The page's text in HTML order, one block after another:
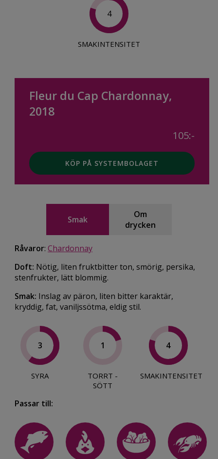
4
SMAKINTENSITET
Fleur du Cap Chardonnay,
2018
105:-
KÖP PÅ SYSTEMBOLAGET
Smak
Om
drycken
Råvaror: Chardonnay
Doft: Nötig, liten fruktbitter ton, smörig, persika,
stenfrukter, lätt blommig.
Smak: Inslag av päron, liten bitter karaktär,
kryddig, fat, vaniljssötma, eldig stil.
3
SYRA
1
TORRT -
SÖTT
4
SMAKINTENSITET
Passar till: